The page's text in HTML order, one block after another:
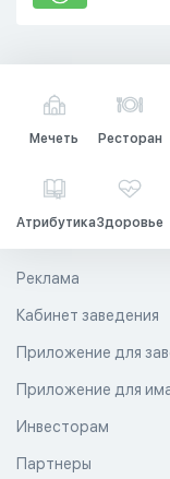
Мечеть Ресторан
АтрибутикаЗдоровье
Реклама
Кабинет заведения
Приложение для
Приложение для
Инвесторам
Партнеры